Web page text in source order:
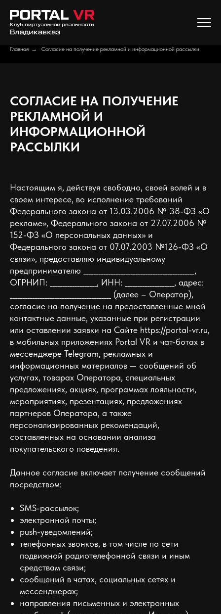
Главная → Согласие на получение рекламной и информационной рассылки
СОГЛАСИЕ НА ПОЛУЧЕНИЕ
РЕКЛАМНОЙ И
ИНФОРМАЦИОННОЙ
РАССЫЛКИ
Настоящим я, действуя свободно, своей волей и в
своем интересе, во исполнение требований
Федерального закона от 13.03.2006 № 38-ФЗ «О
рекламе», Федерального закона от 27.07.2006 №
152-ФЗ «О персональных данных» и
Федерального закона от 07.07.2003 №126-ФЗ «О
связи», предоставляю индивидуальному
предпринимателю _____________________________________________,
ОГРНИП: ___________________, ИНН: ____________________, адрес:
_________________________________________ (далее – Оператор),
согласие на получение на предоставленные мной
контактные данные, указанные при регистрации
или оставлении заявки на Сайте https://portal-vr.ru,
в мобильных приложениях Portal VR и чат-ботах в
мессенджере Telegram, рекламных и
информационных материалов — сообщений об
услугах, товарах Оператора, специальных
предложениях, акциях, программах лояльности,
мероприятиях, презентациях, предложениях
партнеров Оператора, а также
персонализированных рекомендаций,
составленных на основании анализа
покупательского поведения.
Данное согласие включает получение сообщений
посредством:
SMS-рассылок;
электронной почты;
push-уведомлений;
телефонных звонков, в том числе по сети
подвижной радиотелефонной связи и иным
средствам связи;
сообщений в чатах, социальных сетях и
мессенджерах;
направления письменных и электронных